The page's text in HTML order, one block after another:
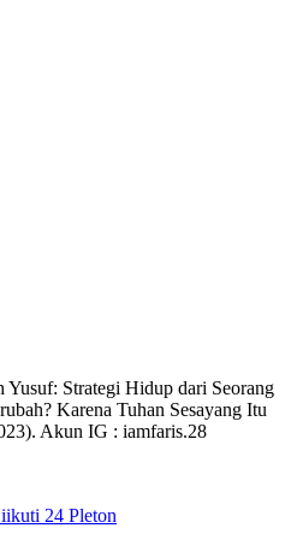
Yusuf: Strategi Hidup dari Seorang
Karena Tuhan Sesayang Itu
Akun IG : iamfaris.28
24 Pleton